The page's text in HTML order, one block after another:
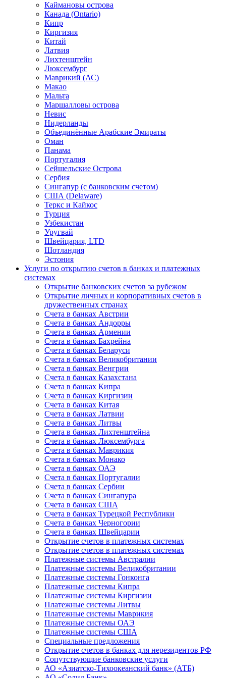
Каймановы острова
Канада (Ontario)
Кипр
Киргизия
Китай
Латвия
Лихтенштейн
Люксембург
Маврикий (АС)
Макао
Мальта
Маршалловы острова
Нeвис
Нидерланды
Объединённые Арабские Эмираты
Оман
Панама
Португалия
Сейшельские Острова
Сербия
Сингапур (c банковским счетом)
США (Delaware)
Теркс и Кайкос
Турция
Узбекистан
Уругвай
Швейцария, LTD
Шотландия
Эстония
Услуги по открытию счетов в банках и платежных
системах
Открытие банковских счетов за рубежом
Открытие личных и корпоративных счетов в
дружественных странах
Счета в банках Австрии
Счета в банках Андорры
Счета в банках Армении
Счета в банках Бахрейна
Счета в банках Беларуси
Счета в банках Великобритании
Счета в банках Венгрии
Счета в банках Казахстана
Счета в банках Кипра
Счета в банках Киргизии
Счета в банках Китая
Счета в банках Латвии
Счета в банках Литвы
Счета в банках Лихтенштейна
Счета в банках Люксембурга
Счета в банках Маврикия
Счета в банках Монако
Счета в банках ОАЭ
Счета в банках Португалии
Счета в банках Сербии
Счета в банках Сингапура
Счета в банках США
Счета в банках Турецкой Республики
Счета в банках Черногории
Счета в банках Швейцарии
Открытие счетов в платежных системах
Открытие счетов в платежных системах
Платежные системы Австралии
Платежные системы Великобритании
Платежные системы Гонконга
Платежные системы Кипра
Платежные системы Киргизии
Платежные системы Литвы
Платежные системы Маврикия
Платежные системы ОАЭ
Платежные системы США
Специальные предложения
Открытие счетов в банках для нерезидентов РФ
Сопутствующие банковские услуги
АО «Азиатско-Тихоокеанский банк» (АТБ)